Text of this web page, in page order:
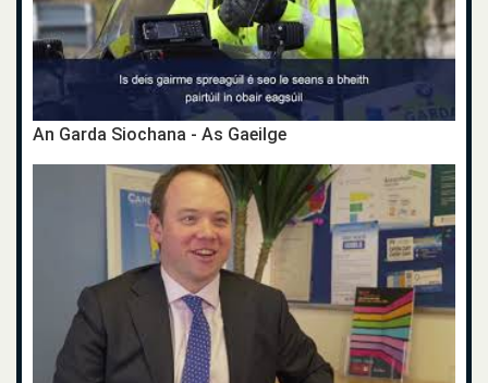
An Garda Siochana - As Gaeilge